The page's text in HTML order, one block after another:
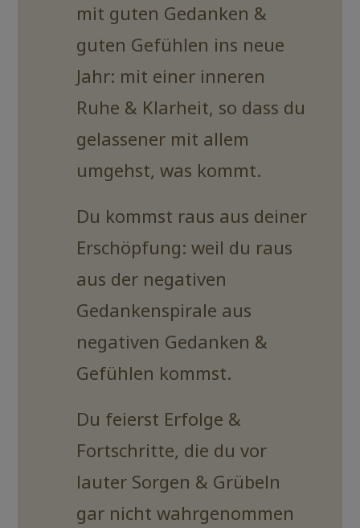
mit guten Gedanken &
guten Gefühlen ins neue
Jahr: mit einer inneren
Ruhe & Klarheit, so dass du
gelassener mit allem
umgehst, was kommt.
Du kommst raus aus deiner
Erschöpfung: weil du raus
aus der negativen
Gedankenspirale aus
negativen Gedanken &
Gefühlen kommst.
Du feierst Erfolge &
Fortschritte, die du vor
lauter Sorgen & Grübeln
gar nicht wahrgenommen